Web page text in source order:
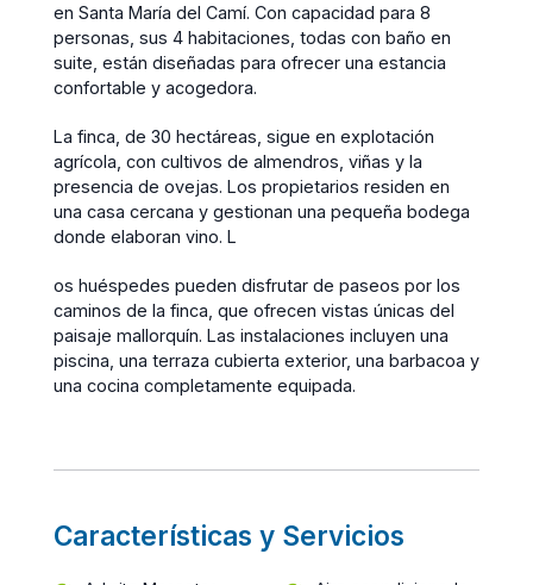
en Santa María del Camí. Con capacidad para 8
personas, sus 4 habitaciones, todas con baño en
suite, están diseñadas para ofrecer una estancia
confortable y acogedora.
La finca, de 30 hectáreas, sigue en explotación
agrícola, con cultivos de almendros, viñas y la
presencia de ovejas. Los propietarios residen en
una casa cercana y gestionan una pequeña bodega
donde elaboran vino. L
os huéspedes pueden disfrutar de paseos por los
caminos de la finca, que ofrecen vistas únicas del
paisaje mallorquín. Las instalaciones incluyen una
piscina, una terraza cubierta exterior, una barbacoa y
una cocina completamente equipada.
Características y Servicios